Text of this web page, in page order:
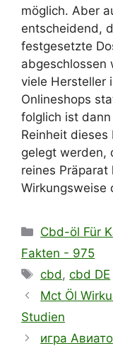
möglich. Aber
entscheidend,
festgesetzte
abgeschlossen
viele Hersteller
Onlineshops
folglich ist
Reinheit
gelegt werden,
reines
Wirkungsweise
Cbd-öl Für
Fakten - 975
cbd ,cbd DE
Mct Öl
Studien
игра